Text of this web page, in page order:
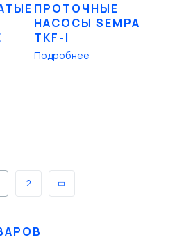
ПРОТОЧНЫЕ
НАСОСЫ SEMPA
TKF-I
Подробнее
2